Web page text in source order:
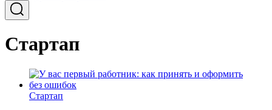
Стартап
Стартап